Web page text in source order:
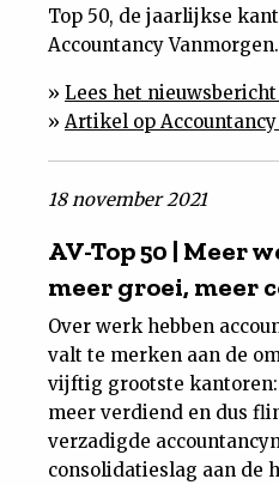
Top 50, de jaarlijkse
Accountancy Vanmorgen.
» Lees het
» Artikel op
18 november 2021
AV-Top 50 | Meer
meer groei, meer
Over werk hebben
valt te merken aan de
vijftig grootste
meer verdiend en dus
verzadigde
consolidatieslag aan de